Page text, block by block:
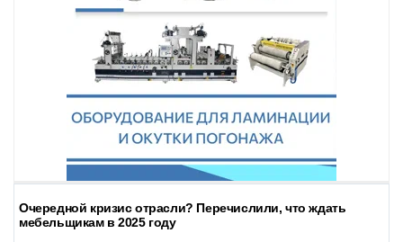
Очередной кризис отрасли? Перечислили, что ждать
мебельщикам в 2025 году